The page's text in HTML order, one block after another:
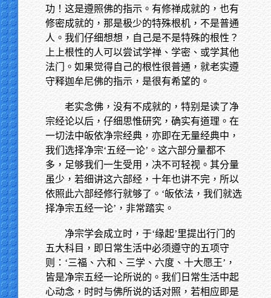
功！这是遵照佛的指示。有修禅成就的，也有
修密成就的，那是极少的特殊根机，不是普通
人。我们仔细想想，自己是不是特殊的根性？
上上根性的人可以尝试学禅、学密、或学其他
法门。如果觉得自己的根性很普通，就老实遵
守释迦牟尼佛的指示，是很有希望的。
老实念佛，没有不成就的，特别是读了净
宗经论以后，仔细思惟研究，确实有道理。在
一切法中皈依净宗经典，亦即在无量经典中，
我们选择净宗‘五经一论’。这六部分量都不
多，足够我们一生受用，决不可轻视。其分量
虽少，若细讲这六部经，十年也讲不完，所以
依照此六部经修行就够了。‘皈依法，我们就选
择净宗五经一论’，非常踏实。
净宗学会成立时，于‘缘起’里提出行门的
五大科目，即日常生活中必须遵守的五项守
则：‘三福、六和、三学、六度、十大愿王’，
皆是净宗五经一论所说的。我们日常生活中起
心动念，时时与佛所说的话对照，若相应即是